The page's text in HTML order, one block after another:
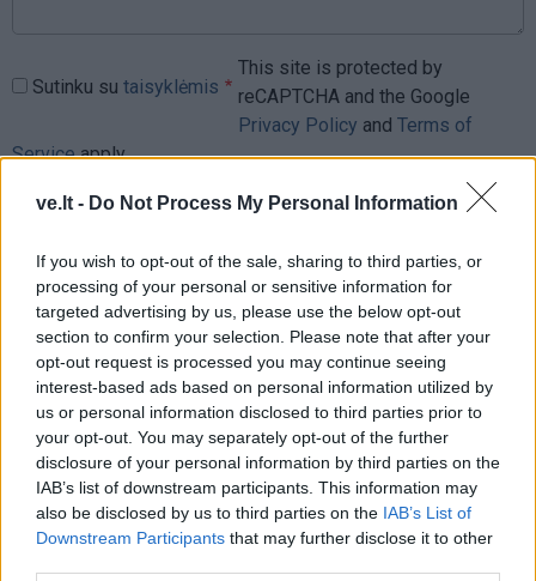
ve.lt - Do Not Process My Personal Information
If you wish to opt-out of the sale, sharing to third parties, or
processing of your personal or sensitive information for
targeted advertising by us, please use the below opt-out
section to confirm your selection. Please note that after your
opt-out request is processed you may continue seeing
interest-based ads based on personal information utilized by
us or personal information disclosed to third parties prior to
your opt-out. You may separately opt-out of the further
disclosure of your personal information by third parties on the
IAB’s list of downstream participants. This information may
also be disclosed by us to third parties on the IAB’s List of
Downstream Participants that may further disclose it to other
Sutinku su taisyklėmis
This site is protected by
reCAPTCHA and the Google
Privacy Policy and Terms of
Serviceapply.